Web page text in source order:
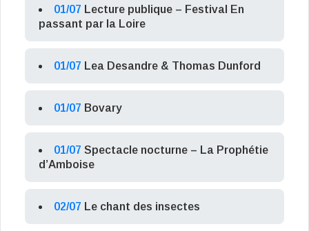
01/07 Lecture publique – Festival En
passant par la Loire
01/07 Lea Desandre & Thomas Dunford
01/07 Bovary
01/07 Spectacle nocturne – La Prophétie
d’Amboise
02/07 Le chant des insectes